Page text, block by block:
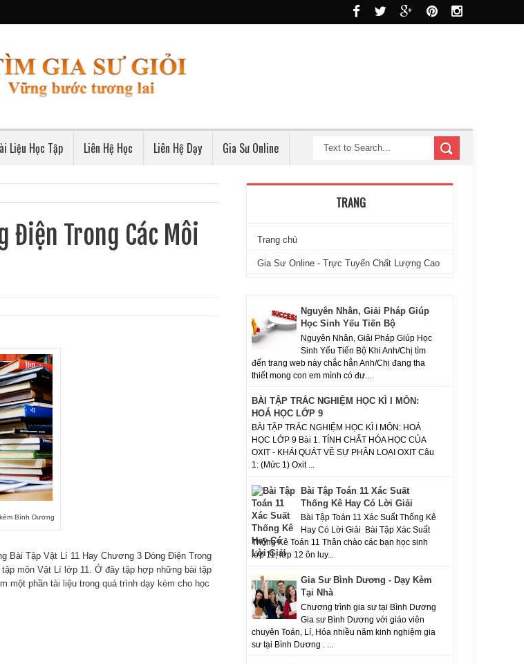
Liệu Học Tập Liên Hệ Học Liên Hệ Dạy Gia Sư Online
Điện Trong Các Môi
Bình Dương
Bài Tập Vật Lí 11 Hay Chương 3 Dòng Điện Trong
môn Vật Lí lớp 11. Ở đây tập hợp những bài tập
phần tài liệu trong quá trình dạy kèm cho học
TRANG
Trang chủ
Gia Sư Online - Trực Tuyến Chất Lượng Cao
Nguyên Nhân, Giải Pháp Giúp
Học Sinh Yếu Tiến Bộ
Nguyên Nhân, Giải Pháp Giúp Học
Sinh Yếu Tiến Bộ Khi Anh/Chị tìm
đến trang web này chắc hẳn Anh/Chị đang tha
thiết mong con em mình có đư...
BÀI TẬP TRẮC NGHIỆM HỌC KÌ I MÔN:
HOÁ HỌC LỚP 9
BÀI TẬP TRẮC NGHIỆM HỌC KÌ I MÔN: HOÁ
HỌC LỚP 9 Bài 1. TÍNH CHẤT HÓA HỌC CỦA
OXIT - KHÁI QUÁT VỀ SỰ PHÂN LOẠI OXIT Câu
1: (Mức 1) Oxit ...
Bài Tập Toán 11 Xác Suất
Thống Kê Hay Có Lời Giải
Bài Tập Toán 11 Xác Suất Thống Kê
Hay Có Lời Giải Bài Tập Xác Suất
Thống Kê Toán 11 Thân chào các bạn học sinh
lớp 11, lớp 12 ôn luy...
Gia Sư Bình Dương - Dạy Kèm
Tại Nhà
Chương trình gia sư tại Bình Dương
Gia sư Bình Dương với giáo viên
chuyên Toán, Lí, Hóa nhiều năm kinh nghiệm gia
sư tại Bình Dương . ...